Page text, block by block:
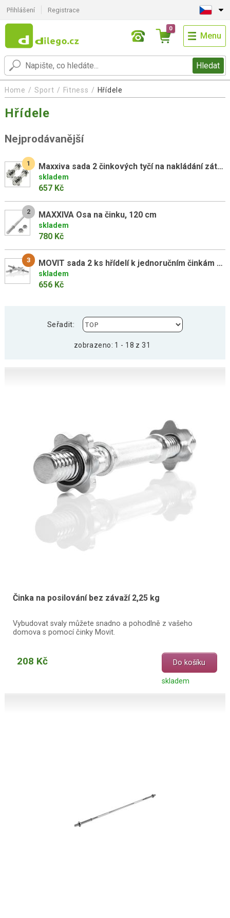
Přihlášení Registrace
Hledat
0
Menu
Home Sport Fitness Hřídele
Hřídele
Nejprodávanější
1 Maxxiva sada 2 činkových tyčí na nakládání zátěže, 35 cm
skladem
657 Kč
2 MAXXIVA Osa na činku, 120 cm
skladem
780 Kč
3 MOVIT sada 2 ks hřídelí k jednoručním činkám 2,25 kg
skladem
656 Kč
Seřadit:
zobrazeno: 1 - 18 z 31
Činka na posilování bez závaží 2,25 kg
Vybudovat svaly můžete snadno a pohodlně z vašeho
domova s pomocí činky Movit.
208 Kč Do košíku
skladem